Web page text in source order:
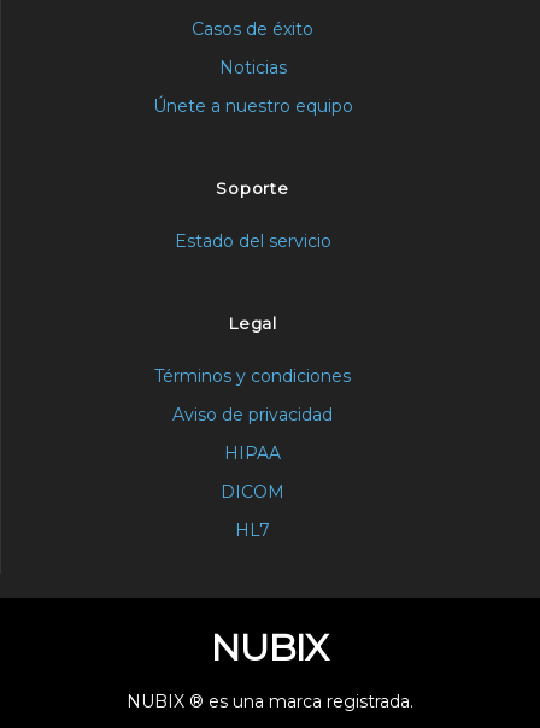
Casos de éxito
Noticias
Únete a nuestro equipo
Soporte
Estado del servicio
Legal
Términos y condiciones
Aviso de privacidad
HIPAA
DICOM
HL7
NUBIX
NUBIX ® es una marca registrada.